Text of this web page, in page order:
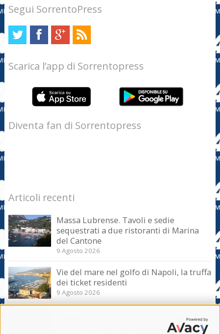
Segui SorrentoPress
Scarica l’app di Sorrentopress
Diventa fan di Sorrentopress
Articoli recenti
Massa Lubrense. Tavoli e sedie
sequestrati a due ristoranti di Marina
del Cantone
9 Agosto 2026
Vie del mare nel golfo di Napoli, la truffa
dei ticket residenti
9 Agosto 2026
Massa Lubrense. Sicurezza in mare
nell’Amp Punta Campanella, incontro